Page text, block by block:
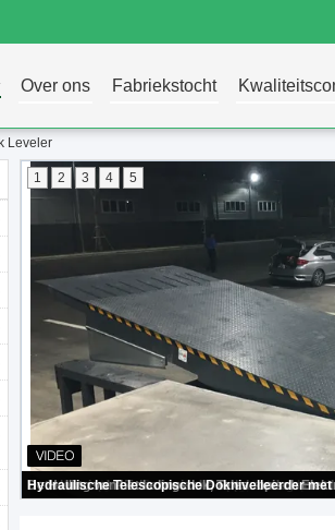
Over ons Fabriekstocht
Leveler
1 2 3 4 5